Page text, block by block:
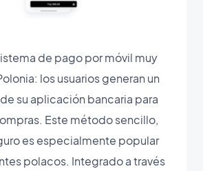
de pago por móvil muy
los usuarios generan un
su aplicación bancaria para
Este método sencillo,
es especialmente popular
polacos. Integrado a través